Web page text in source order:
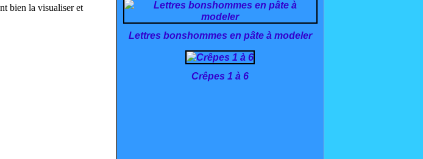
bien la visualiser et
Lettres bonshommes en pâte à modeler
Crêpes 1 à 6